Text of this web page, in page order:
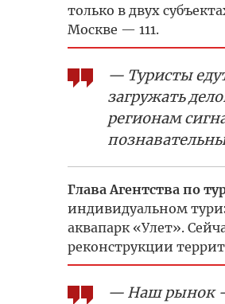
только в двух
Москве — 111.
— Туристы
загружать
регионам
Глава Агентства по
индивидуальном
аквапарк «Улет».
реконструкции
— Наш рынок —